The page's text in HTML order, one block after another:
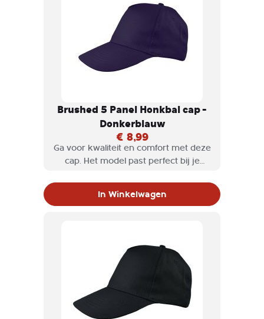
Brushed 5 Panel Honkbal cap -
Donkerblauw
€ 8,99
Ga voor kwaliteit en comfort met deze
cap. Het model past perfect bij je
In Winkelwagen